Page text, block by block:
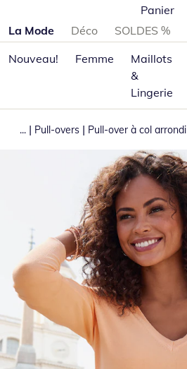
Panier
Passer les catégories de produits
La Mode Déco SOLDES %
Nouveau!
Femme
Maillots
&
Lingerie
... | Pull-overs | Pull-over à col arrondi